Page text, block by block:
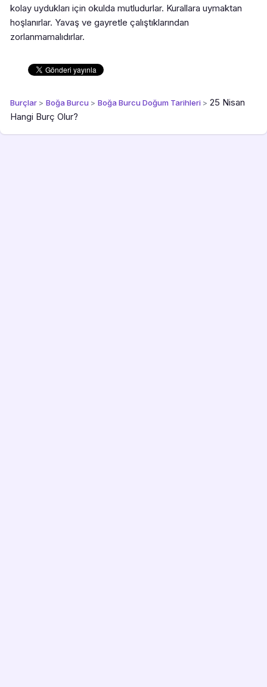
kolay uydukları için okulda mutludurlar. Kurallara uymaktan
hoşlanırlar. Yavaş ve gayretle çalıştıklarından
zorlanmamalıdırlar.
Burçlar > Boğa Burcu > Boğa Burcu Doğum Tarihleri > 25 Nisan
Hangi Burç Olur?